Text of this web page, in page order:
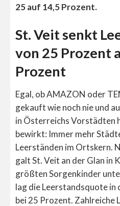
25 auf 14,5 Prozent.
St. Veit senkt
von 25 Prozent
Prozent
Egal, ob AMAZON oder
gekauft wie noch nie und
in Österreichs Vorstädten
bewirkt: Immer mehr
Leerständen im Ortskern.
galt St. Veit an der Glan in
größten Sorgenkinder
lag die Leerstandsquote
bei 25 Prozent. Zahlreiche